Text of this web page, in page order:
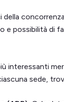
possibilità di
interessanti
sede,